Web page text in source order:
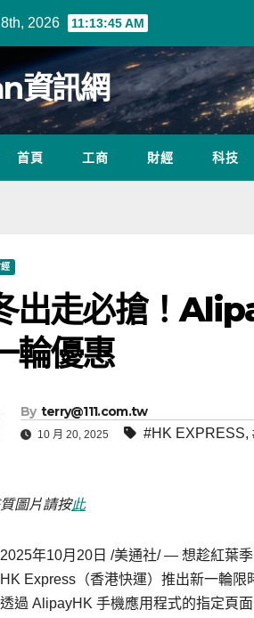
2026 11:13:46 AM
資訊網
首頁 工商 財經 科技
出走必搶！
輪優惠
By terry@111.com.tw
10 月 20, 2025 #HK EXPRESS,
圖片請按此
2025年10月20日 /美通社/ — 想趁紅葉
Express（香港快運）推出新一輪
過 AlipayHK 手機應用程式的指定頁